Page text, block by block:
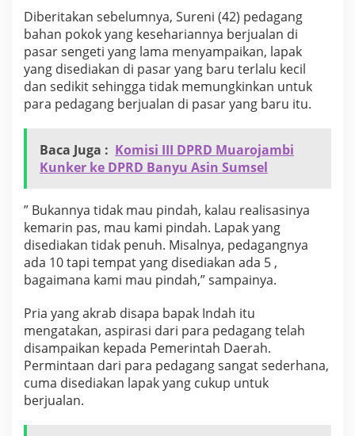
Diberitakan sebelumnya, Sureni (42) pedagang
bahan pokok yang kesehariannya berjualan di
pasar sengeti yang lama menyampaikan, lapak
yang disediakan di pasar yang baru terlalu kecil
dan sedikit sehingga tidak memungkinkan untuk
para pedagang berjualan di pasar yang baru itu.
Baca Juga : Komisi III DPRD Muarojambi
Kunker ke DPRD Banyu Asin Sumsel
” Bukannya tidak mau pindah, kalau realisasinya
kemarin pas, mau kami pindah. Lapak yang
disediakan tidak penuh. Misalnya, pedagangnya
ada 10 tapi tempat yang disediakan ada 5 ,
bagaimana kami mau pindah,” sampainya.
Pria yang akrab disapa bapak Indah itu
mengatakan, aspirasi dari para pedagang telah
disampaikan kepada Pemerintah Daerah.
Permintaan dari para pedagang sangat sederhana,
cuma disediakan lapak yang cukup untuk
berjualan.